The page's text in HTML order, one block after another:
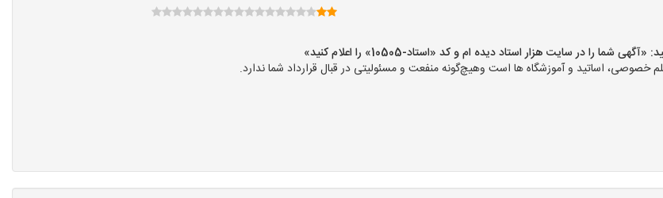
را در سایت هزار استاد دیده ام و کد «استاد-10505» را اعلام کنید»
خصوصی، اساتید و آموزشگاه ها است وهیچ‌گونه منفعت و مسئولیتی در قبال قرارداد شما ندارد.